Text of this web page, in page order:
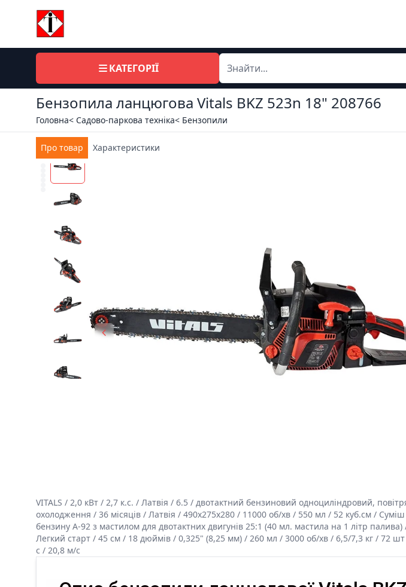
КАТЕГОРІЇ
Бензопила ланцюгова Vitals BKZ 523n 18" 208766
Головна< Садово-паркова техніка< Бензопили
Про товар Характеристики
VITALS / 2,0 кВт / 2,7 к.с. / Латвія / 6.5 / двотактний бензиновий одноциліндровий,
охолодження / 36 місяців / Латвія / 490х275х280 / 11000 об/хв / 550 мл / 52 куб.см / Суміш
бензину А-92 з мастилом для двотактних двигунів 25:1 (40 мл. мастила на 1 літр палива)
Легкий старт / 45 см / 18 дюймів / 0,325" (8,25 мм) / 260 мл / 3000 об/хв / 6,5/7,3 кг / 72
c / 20,8 м/c